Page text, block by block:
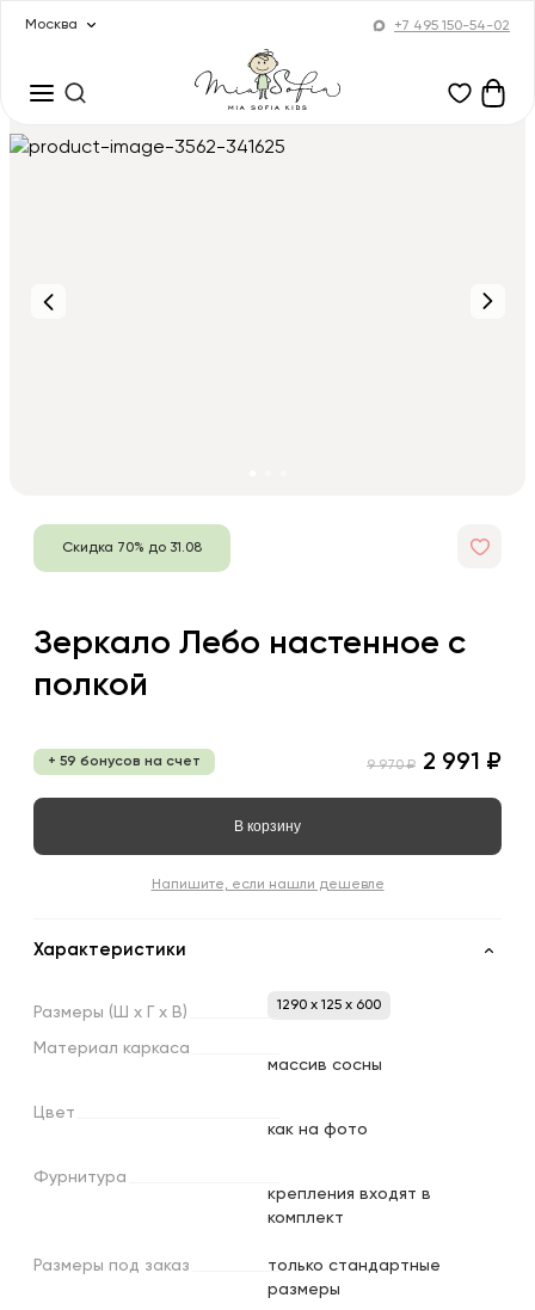
Москва +7 495 150-54-02
Скидка 70% до 31.08
Зеркало Лебо настенное с
полкой
+ 59 бонусов на счет 9 970 ₽ 2 991 ₽
В корзину
Напишите, если нашли дешевле
Характеристики
Размеры (Ш х х В) 1290 x 125 x 600
Материал каркаса
массив сосны
Цвет
как на фото
Фурнитура
крепления входят в
комплект
Размеры под заказ
только стандартные
размеры